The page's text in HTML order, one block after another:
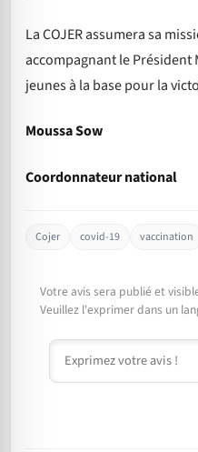
La COJER assumera sa
accompagnant le Président
jeunes à la base pour la
Moussa Sow
Coordonnateur national
Cojer covid-19 vaccination
Votre avis sera publié et
Veuillez l'exprimer dans un
Commentaire